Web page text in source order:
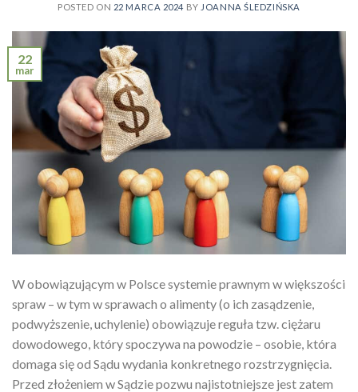
POSTED ON 22 MARCA 2024 BY JOANNA ŚLEDZIŃSKA
22
mar
W obowiązującym w Polsce systemie prawnym w większości
spraw – w tym w sprawach o alimenty (o ich zasądzenie,
podwyższenie, uchylenie) obowiązuje reguła tzw. ciężaru
dowodowego, który spoczywa na powodzie – osobie, która
domaga się od Sądu wydania konkretnego rozstrzygnięcia.
Przed złożeniem w Sądzie pozwu najistotniejsze jest zatem